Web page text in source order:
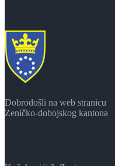
Dobrodošli na web stranicu
Zeničko-dobojskog kantona